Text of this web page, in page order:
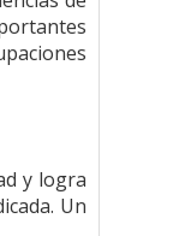
y logra
Un